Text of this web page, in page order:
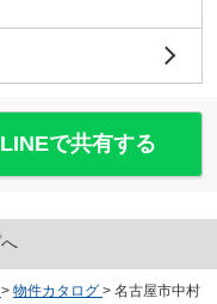
LINEで共有する
> 物件カタログ > 名古屋市中村